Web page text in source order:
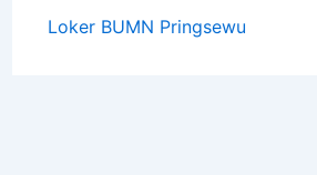
Loker BUMN Pringsewu